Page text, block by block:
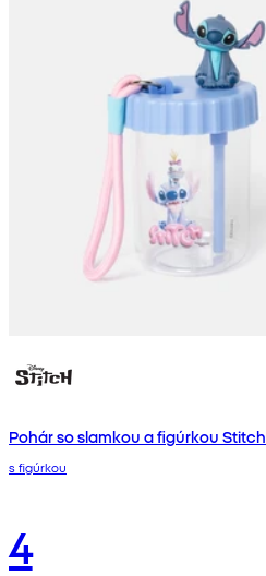
Pohár so slamkou a figúrkou Stitch
s figúrkou
4